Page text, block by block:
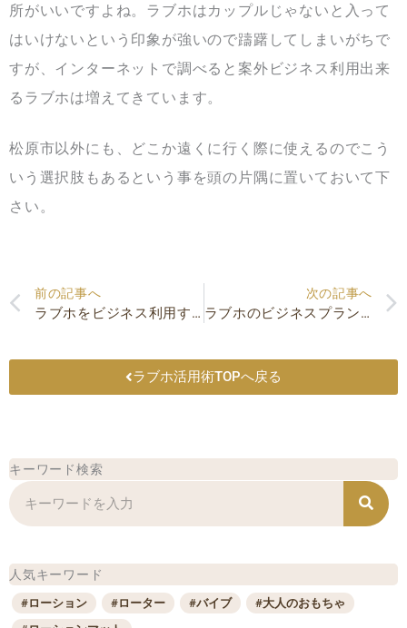
所がいいですよね。ラブホはカップルじゃないと入って
はいけないという印象が強いので躊躇してしまいがちで
すが、インターネットで調べると案外ビジネス利用出来
るラブホは増えてきています。
松原市以外にも、どこか遠くに行く際に使えるのでこう
いう選択肢もあるという事を頭の片隅に置いておいて下
さい。
Prev
前の記事へ
ラブホをビジネス利用する魅力！ラブホが抱える現状と利用方法を紹介
次の記事へ
ラブホのビジネスプランとは？利用方法やビジホとの違いを徹底解説
ラブホ活用術TOPへ戻る
キーワード検索
検
索
人気キーワード
#ローション #ローター #バイブ
#大人のおもちゃ